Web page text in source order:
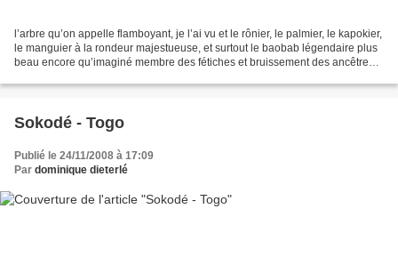
l’arbre qu’on appelle flamboyant, je l’ai vu et le rônier, le palmier, le kapokier,
le manguier à la rondeur majestueuse, et surtout le baobab légendaire plus
beau encore qu’imaginé membre des fétiches et bruissement des ancêtres
Sokodé - Togo
Publié le 24/11/2008 à 17:09
Par dominique dieterlé